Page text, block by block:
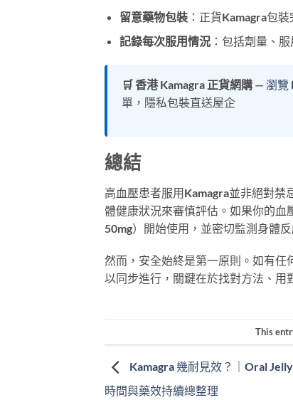
留意藥物包裝：正貨Kamagra包
記錄每次服用情況：包括劑量、
🛒 香港 Kamagra 正貨網購 —瀏覽
單，隱私包裝直送屋企
總結
高血壓患者服用Kamagra並非絕對
體健康狀況來審慎評估。如果你的
50mg）開始使用，並密切監測身體
然而，安全始終是第一原則。如有任
以同步進行，關鍵在於找對方法、用
This
Kamagra 幾耐見效？｜Oral
時間與藥效持續總整理